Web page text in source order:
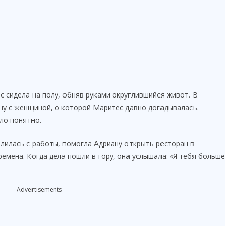
на полу, обняв руками округлившийся живот. В
с женщиной, о которой Маритес давно догадывалась.
понятно.
с работы, помогла Адриану открыть ресторан в
Когда дела пошли в гору, она услышала: «Я тебя больше
Advertisements